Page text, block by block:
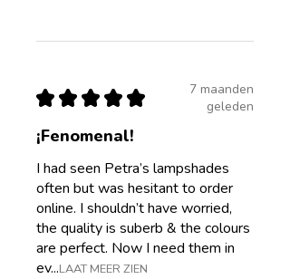
★ ★ ★ ★ ★
7 maanden
geleden
¡Fenomenal!
I had seen Petra’s lampshades
often but was hesitant to order
online. I shouldn’t have worried,
the quality is suberb & the colours
are perfect. Now I need them in
ev...LAAT MEER ZIEN